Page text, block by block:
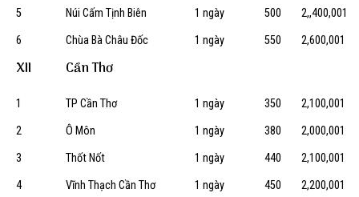
5
Núi Cấm Tịnh Biên 1 ngày 500
2,,400,001
6
Chùa Bà Châu Đốc 1 ngày 550 2,600,001
XII Cần Thơ
1 TP Cần Thơ 1 ngày 350
2,100,001
2
Ô Môn 1 ngày 380
2,000,001
3
Thốt Nốt 1 ngày 440
2,100,001
4
Vĩnh Thạch Cần Thơ 1 ngày 450
2,200,001